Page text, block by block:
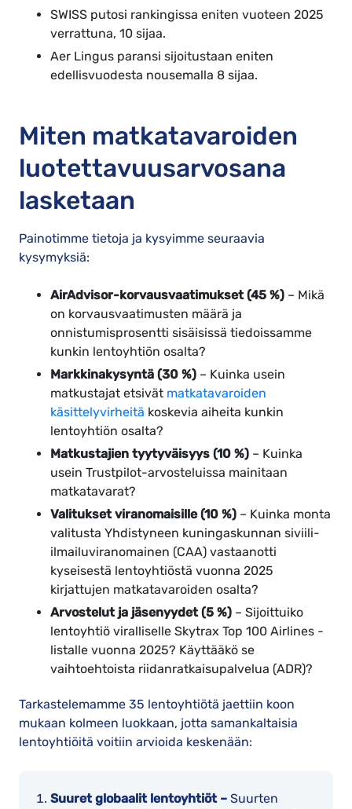
SWISS putosi rankingissa eniten vuoteen 2025
verrattuna, 10 sijaa.
Aer Lingus paransi sijoitustaan eniten
edellisvuodesta nousemalla 8 sijaa.
Miten matkatavaroiden
luotettavuusarvosana
lasketaan
Painotimme tietoja ja kysyimme seuraavia
kysymyksiä:
AirAdvisor-korvausvaatimukset (45 %) – Mikä
on korvausvaatimusten määrä ja
onnistumisprosentti sisäisissä tiedoissamme
kunkin lentoyhtiön osalta?
Markkinakysyntä (30 %) – Kuinka usein
matkustajat etsivät matkatavaroiden
käsittelyvirheitä koskevia aiheita kunkin
lentoyhtiön osalta?
Matkustajien tyytyväisyys (10 %) – Kuinka
usein Trustpilot-arvosteluissa mainitaan
matkatavarat?
Valitukset viranomaisille (10 %) – Kuinka monta
valitusta Yhdistyneen kuningaskunnan siviili-
ilmailuviranomainen (CAA) vastaanotti
kyseisestä lentoyhtiöstä vuonna 2025
kirjattujen matkatavaroiden osalta?
Arvostelut ja jäsenyydet (5 %) – Sijoittuiko
lentoyhtiö viralliselle Skytrax Top 100 Airlines -
listalle vuonna 2025? Käyttääkö se
vaihtoehtoista riidanratkaisupalvelua (ADR)?
Tarkastelemamme 35 lentoyhtiötä jaettiin koon
mukaan kolmeen luokkaan, jotta samankaltaisia
lentoyhtiöitä voitiin arvioida keskenään:
Suuret globaalit lentoyhtiöt – Suurten